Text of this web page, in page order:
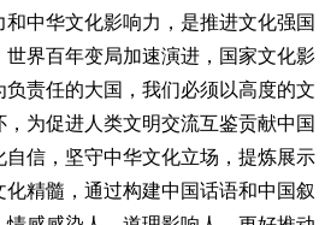
中华文化影响力，是推进文化强国
界百年变局加速演进，国家文化影
责任的大国，我们必须以高度的文
为促进人类文明交流互鉴贡献中国
信，坚守中华文化立场，提炼展示
精髓，通过构建中国话语和中国叙